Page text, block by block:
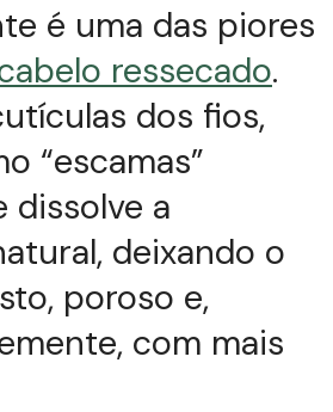
é uma das piores
ressecado.
dos fios,
“escamas”
dissolve a
deixando o
poroso e,
com mais